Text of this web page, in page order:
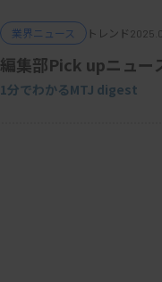
業界ニュース トレンド
編集部Pick upニュー
1分でわかるMTJ digest